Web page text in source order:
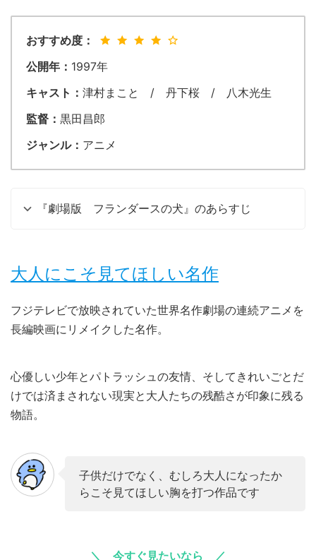
おすすめ度：
公開年： 1997年
キャスト： 津村まこと / 丹下桜 / 八木光生
監督： 黒田昌郎
ジャンル： アニメ
『劇場版 フランダースの犬』のあらすじ
大人にこそ見てほしい名作
フジテレビで放映されていた世界名作劇場の連続アニメを
長編映画にリメイクした名作。
心優しい少年とパトラッシュの友情、そしてきれいごとだ
けでは済まされない現実と大人たちの残酷さが印象に残る
物語。
子供だけでなく、むしろ大人になったか
らこそ見てほしい胸を打つ作品です
今すぐ見たいなら